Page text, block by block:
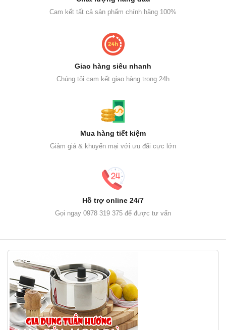
Cam kết tất cả sản phẩm chính hãng 100%
Giao hàng siêu nhanh
Chúng tôi cam kết giao hàng trong 24h
Mua hàng tiết kiệm
Giảm giá & khuyến mại với ưu đãi cực lớn
Hỗ trợ online 24/7
Gọi ngay 0978 319 375 để được tư vấn